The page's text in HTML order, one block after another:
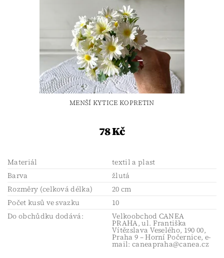
MENŠÍ KYTICE KOPRETIN
78 Kč
Materiál
textil a plast
Barva
žlutá
Rozměry (celková délka)
20 cm
Počet kusů ve svazku
10
Do obchůdku dodává:
Velkoobchod CANEA
PRAHA, ul. Františka
Vítězslava Veselého, 190 00,
Praha 9 – Horní Počernice, e-
mail: caneapraha@canea.cz